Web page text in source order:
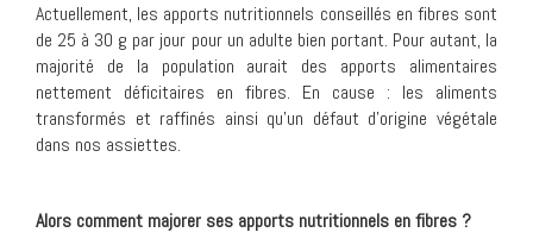
Actuellement, les apports nutritionnels conseillés en fibres sont
de 25 à 30 g par jour pour un adulte bien portant. Pour autant, la
majorité de la population aurait des apports alimentaires
nettement déficitaires en fibres. En cause : les aliments
transformés et raffinés ainsi qu’un défaut d’origine végétale
dans nos assiettes.
Alors comment majorer ses apports nutritionnels en fibres ?